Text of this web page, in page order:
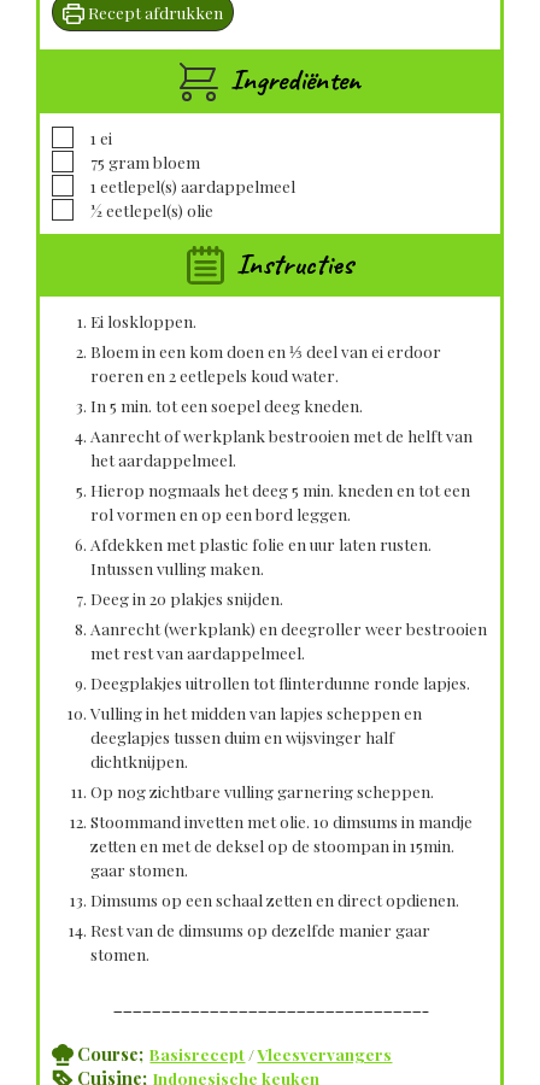
Recept afdrukken
Ingrediënten
▢1 ei
▢
75 gram bloem
▢1 eetlepel(s) aardappelmeel
▢
½ eetlepel(s) olie
Instructies
Ei loskloppen.
Bloem in een kom doen en ⅓ deel van ei erdoor
roeren en 2 eetlepels koud water.
In 5 min. tot een soepel deeg kneden.
Aanrecht of werkplank bestrooien met de helft van
het aardappelmeel.
Hierop nogmaals het deeg 5 min. kneden en tot een
rol vormen en op een bord leggen.
Afdekken met plastic folie en uur laten rusten.
Intussen vulling maken.
Deeg in 20 plakjes snijden.
Aanrecht (werkplank) en deegroller weer bestrooien
met rest van aardappelmeel.
Deegplakjes uitrollen tot flinterdunne ronde lapjes.
Vulling in het midden van lapjes scheppen en
deeglapjes tussen duim en wijsvinger half
dichtknijpen.
Op nog zichtbare vulling garnering scheppen.
Stoommand invetten met olie. 10 dimsums in mandje
zetten en met de deksel op de stoompan in 15min.
gaar stomen.
Dimsums op een schaal zetten en direct opdienen.
Rest van de dimsums op dezelfde manier gaar
stomen.
————————————————————————————————–
Course; Basisrecept /Vleesvervangers
Cuisine; Indonesische keuken